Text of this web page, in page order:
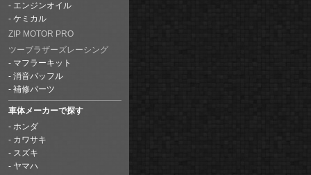
エンジンオイル
ケミカル
ZIP MOTOR PRO
ツーブラザーズレーシング
マフラーキット
消音バッフル
補修パーツ
車体メーカーで探す
ホンダ
カワサキ
スズキ
ヤマハ